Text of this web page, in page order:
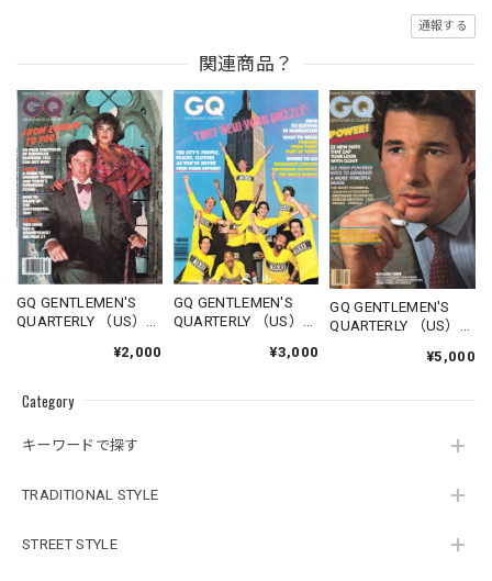
Category
キーワードで探す
TRADITIONAL STYLE
STREET STYLE
通報する
関連商品？
GQ GENTLEMEN'S
QUARTERLY （US）
¥2,000
GQ GENTLEMEN'S
QUARTERLY （US）
¥3,000
GQ GENTLEMEN'S
QUARTERLY （US）
¥5,000